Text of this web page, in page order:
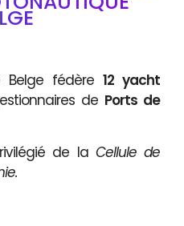
Belge fédère 12 yacht
de Ports de
de la Cellule de